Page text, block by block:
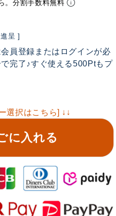
。分割手数料無料
呈 ]
員登録またはログインが必
完了♪すぐ使える500Ptもプ
選択はこちら] ↓↓
に入れる